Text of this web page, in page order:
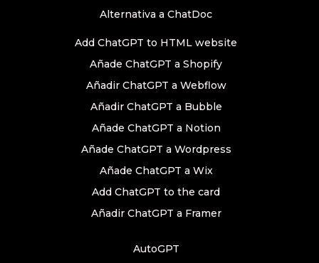
Alternativa a ChatDoc
Add ChatGPT to HTML website
Añade ChatGPT a Shopify
Añadir ChatGPT a Webflow
Añadir ChatGPT a Bubble
Añade ChatGPT a Notion
Añade ChatGPT a Wordpress
Añade ChatGPT a Wix
Add ChatGPT to the card
Añadir ChatGPT a Framer
AutoGPT